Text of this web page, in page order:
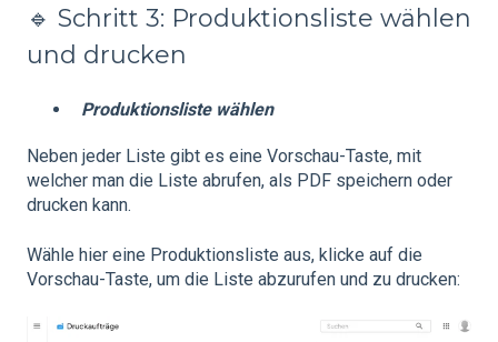
🔹 Schritt 3: Produktionsliste wählen
und drucken
Produktionsliste wählen
Neben jeder Liste gibt es eine Vorschau-Taste, mit
welcher man die Liste abrufen, als PDF speichern oder
drucken kann.
Wähle hier eine Produktionsliste aus, klicke auf die
Vorschau-Taste, um die Liste abzurufen und zu drucken: